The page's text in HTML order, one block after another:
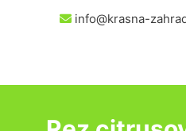
info@krasna-